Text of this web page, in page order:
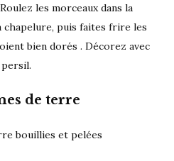
les morceaux dans la
chapelure, puis faites frire les
bien dorés . Décorez avec
de terre
bouillies et pelées